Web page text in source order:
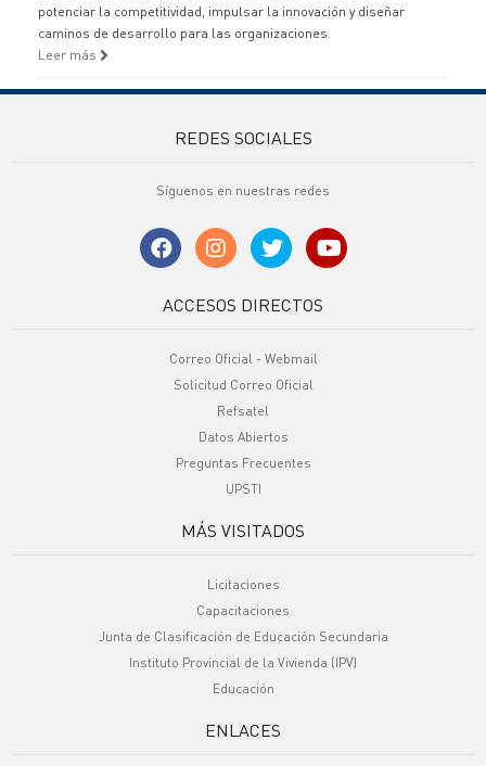
potenciar la competitividad, impulsar la innovación y diseñar
caminos de desarrollo para las organizaciones.
Leer más
REDES SOCIALES
Síguenos en nuestras redes
ACCESOS DIRECTOS
Correo Oficial - Webmail
Solicitud Correo Oficial
Refsatel
Datos Abiertos
Preguntas Frecuentes
UPSTI
MÁS VISITADOS
Licitaciones
Capacitaciones
Junta de Clasificación de Educación Secundaria
Instituto Provincial de la Vivienda (IPV)
Educación
ENLACES